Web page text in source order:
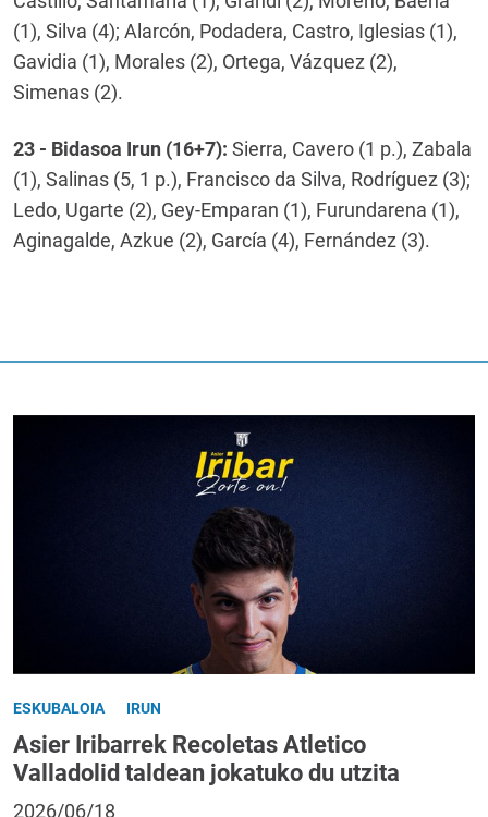
(1), Silva (4); Alarcón, Podadera, Castro, Iglesias (1),
Gavidia (1), Morales (2), Ortega, Vázquez (2),
Simenas (2).
23 - Bidasoa Irun (16+7): Sierra, Cavero (1 p.), Zabala
(1), Salinas (5, 1 p.), Francisco da Silva, Rodríguez (3);
Ledo, Ugarte (2), Gey-Emparan (1), Furundarena (1),
Aginagalde, Azkue (2), García (4), Fernández (3).
ESKUBALOIA IRUN
Asier Iribarrek Recoletas Atletico
Valladolid taldean jokatuko du utzita
2026/06/18